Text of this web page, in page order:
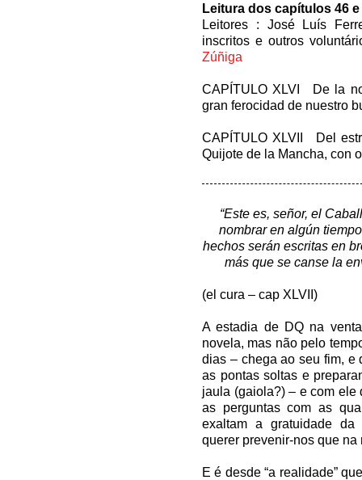
Leitura dos capítulos 46 e
Leitores : José Luís
inscritos e outros
Zúñiga
CAPÍTULO XLVI De la
gran ferocidad de nuestro
CAPÍTULO XLVII Del
Quijote de la Mancha, con
“Este es, señor, el
nombrar en algún
hechos serán escritas en
más que se canse la
(el cura – cap XLVII)
A estadia de DQ na
novela, mas não pelo
dias – chega ao seu fim, e
as pontas soltas e
jaula (gaiola?) – e com ele
as perguntas com as
exaltam a gratuidade da
querer prevenir-nos que
E é desde “a realidade”